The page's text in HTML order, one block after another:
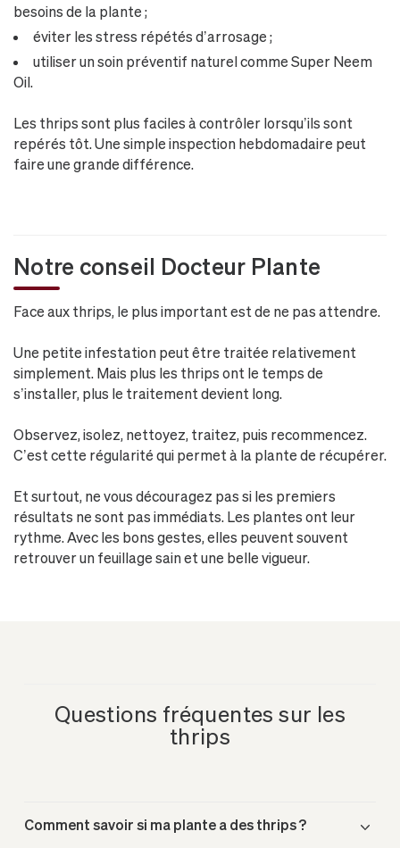
besoins de la plante ;
éviter les stress répétés d’arrosage ;
utiliser un soin préventif naturel comme Super Neem
Oil.
Les thrips sont plus faciles à contrôler lorsqu’ils sont
repérés tôt. Une simple inspection hebdomadaire peut
faire une grande différence.
Notre conseil Docteur Plante
Face aux thrips, le plus important est de ne pas attendre.
Une petite infestation peut être traitée relativement
simplement. Mais plus les thrips ont le temps de
s’installer, plus le traitement devient long.
Observez, isolez, nettoyez, traitez, puis recommencez.
C’est cette régularité qui permet à la plante de récupérer.
Et surtout, ne vous découragez pas si les premiers
résultats ne sont pas immédiats. Les plantes ont leur
rythme. Avec les bons gestes, elles peuvent souvent
retrouver un feuillage sain et une belle vigueur.
Questions fréquentes sur les
thrips
Comment savoir si ma plante a des thrips ?